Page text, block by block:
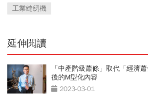
工業縫紉機
延伸閱讀
「中產階級蕭條」取代「經
後的M型化內容
2023-03-01